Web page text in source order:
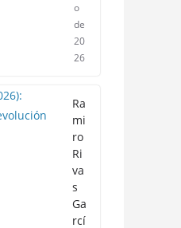
o
de
20
26
Ra
mi
ro
Ri
va
s
Ga
rcí